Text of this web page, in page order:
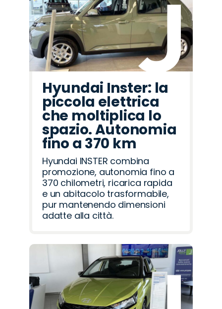
Hyundai Inster: la
piccola elettrica
che moltiplica lo
spazio. Autonomia
fino a 370 km
Hyundai INSTER combina
promozione, autonomia fino a
370 chilometri, ricarica rapida
e un abitacolo trasformabile,
pur mantenendo dimensioni
adatte alla città.